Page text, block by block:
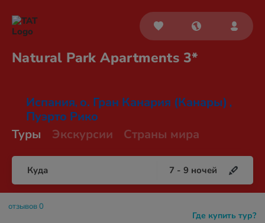
Natural ParkApartments 3*
Испания, о. Гран Канария (Канары) ,
Пуэрто Рико
Туры
Экскурсии Страны мира
Куда 7 - 9 ночей
Где купить тур?
отзывов 0